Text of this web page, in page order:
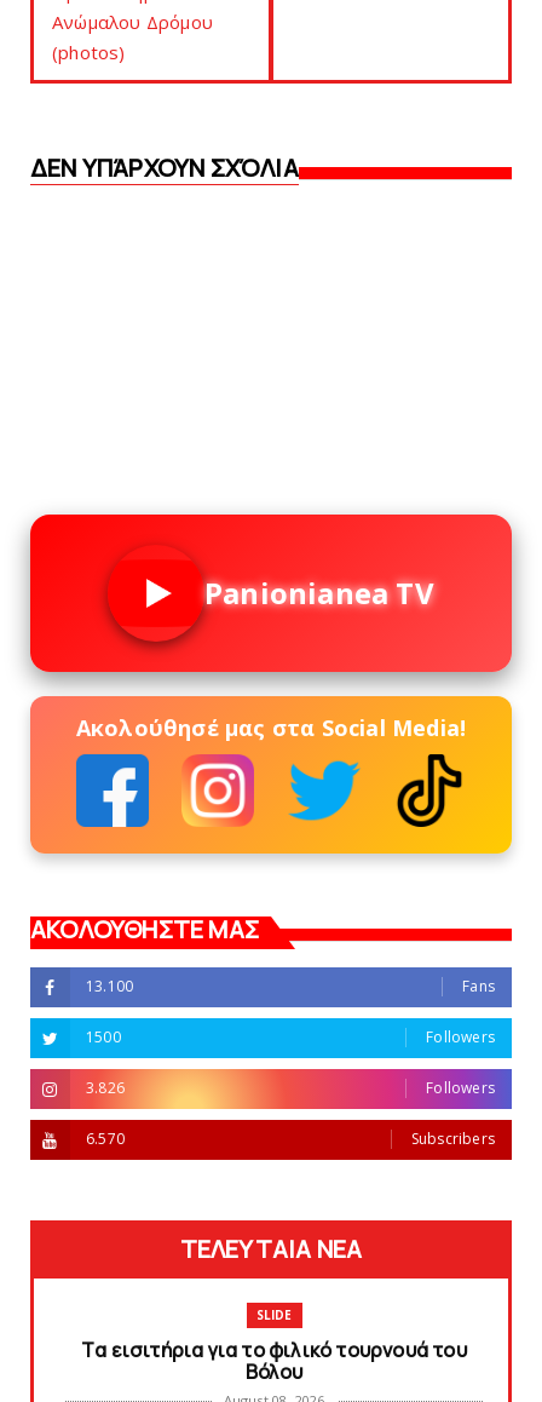
Ανώμαλου Δρόμου
(photos)
ΔΕΝ ΥΠΆΡΧΟΥΝ ΣΧΌΛΙΑ
Panionianea TV
Ακολούθησέ μας στα Social Media!
ΑΚΟΛΟΥΘΗΣΤΕ ΜΑΣ
13.100 Fans
1500 Followers
3.826 Followers
6.570 Subscribers
ΤΕΛΕΥΤΑΙΑ ΝΕΑ
SLIDE
Tα εισιτήρια για το φιλικό τουρνουά του
Bόλου